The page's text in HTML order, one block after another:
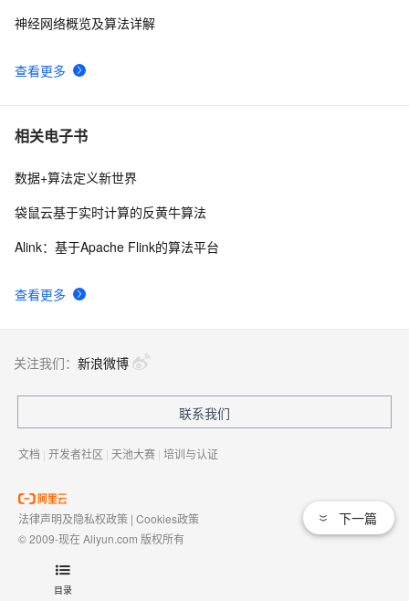
目录
查看更多
神经网络概览及算法详解
相关电子书
查看更多
数据+算法定义新世界
袋鼠云基于实时计算的反黄牛算法
Alink：基于Apache Flink的算法平台
下一篇
关注我们： 新浪微博
联系我们
文档 | 开发者社区 | 天池大赛 | 培训与认证
法律声明及隐私权政策 | Cookies政策
© 2009-现在 Aliyun.com 版权所有
域名注册服务机构许可：